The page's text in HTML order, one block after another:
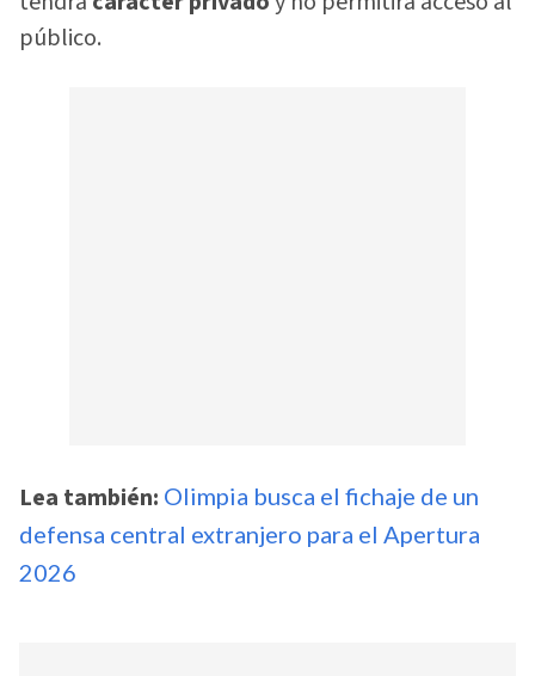
público.
Lea también: Olimpia busca el fichaje de un
defensa central extranjero para el Apertura
2026